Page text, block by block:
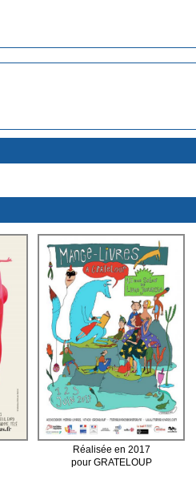
Réalisée en 2017
pour GRATELOUP